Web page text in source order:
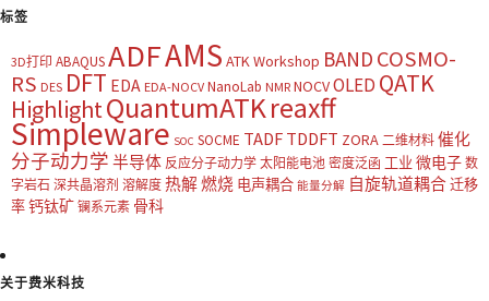
标签
3D打印 ABAQUSADFAMS ATK Workshop BAND COSMO-
RS DES DFT EDA EDA-NOCV NanoLab NMR NOCVOLED QATK
HighlightQuantumATKreaxff
Simpleware SOC SOCME TADF TDDFT ZORA 二维材料 催化
分子动力学 半导体 反应分子动力学 太阳能电池 密度泛函 工业 微电子 数
字岩石 深共晶溶剂 溶解度 热解燃烧 电声耦合 能量分解 自旋轨道耦合迁移
率钙钛矿 镧系元素 骨科
关于费米科技